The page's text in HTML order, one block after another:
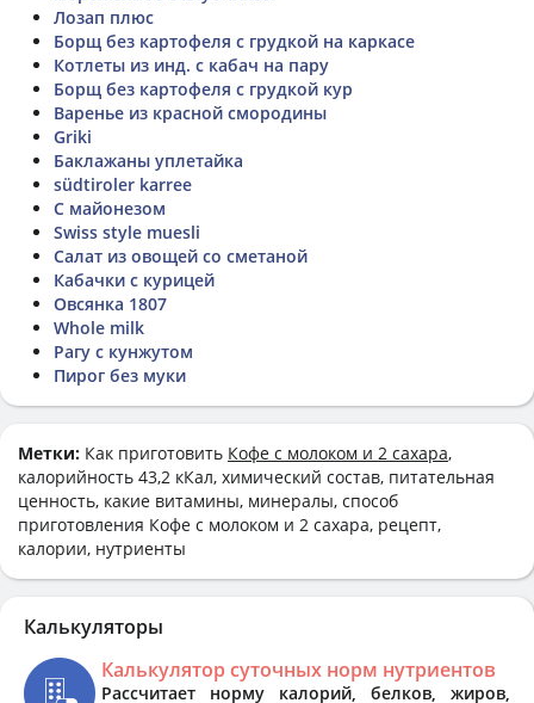
Лозап плюс
Борщ без картофеля с грудкой на каркасе
Котлеты из инд. с кабач на пару
Борщ без картофеля с грудкой кур
Варенье из красной смородины
Griki
Баклажаны уплетайка
südtiroler karree
С майонезом
Swiss style muesli
Салат из овощей со сметаной
Кабачки с курицей
Овсянка 1807
Whole milk
Рагу с кунжутом
Пирог без муки
Метки: Как приготовить Кофе с молоком и 2 сахара,
калорийность 43,2 кКал, химический состав, питательная
ценность, какие витамины, минералы, способ
приготовления Кофе с молоком и 2 сахара, рецепт,
калории, нутриенты
Калькуляторы
Калькулятор суточных норм нутриентов
Рассчитает норму калорий, белков, жиров,